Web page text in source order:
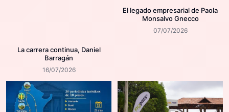
La carrera continua, Daniel
Barragán
16/07/2026
El legado empresarial de Paola
Monsalvo Gnecco
07/07/2026